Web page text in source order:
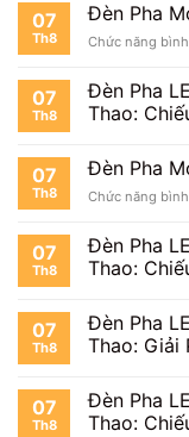
07
Th8
Đèn Pha
Chức năng
07
Th8
Đèn Pha
Thao:
07
Th8
Đèn Pha
Chức năng
07
Th8
Đèn Pha
Thao:
07
Th8
Đèn Pha
Thao: Giải
07
Th8
Đèn Pha
Thao: